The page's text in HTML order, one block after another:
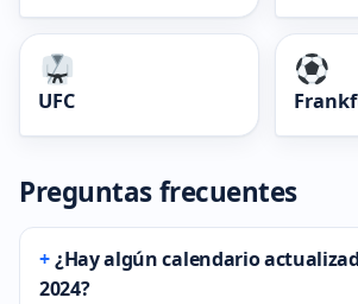
UFC
Preguntas frecuentes
¿Hay algún calendario
2024?